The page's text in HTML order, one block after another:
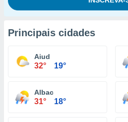
Principais cidades
Aiud
32° 19°
Albac
31° 18°